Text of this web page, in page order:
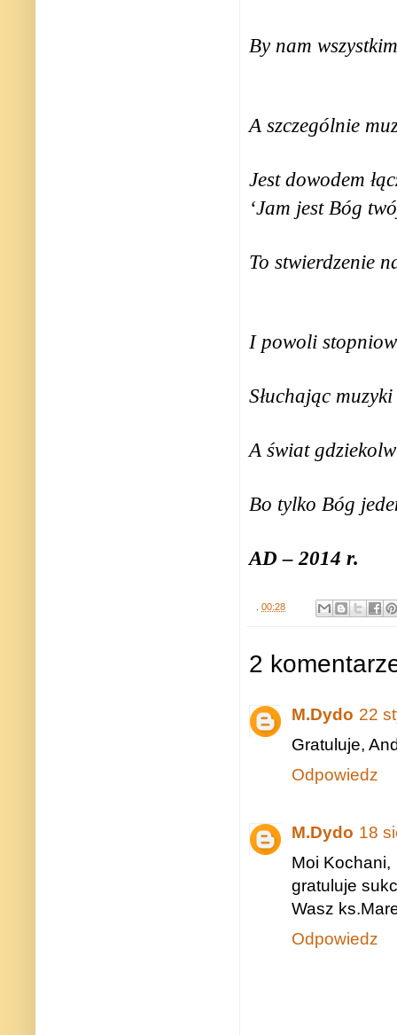
By nam
A szczególnie
Jest dowodem
‘Jam jest Bóg
To stwierdzenie
I powoli
Słuchając
A świat
Bo tylko Bóg
AD – 2014 r.
. 00:28
2
M.Dydo 22
Gratuluje,
Odpowiedz
M.Dydo 18
Moi Kochani,
gratuluje
Wasz
Odpowiedz